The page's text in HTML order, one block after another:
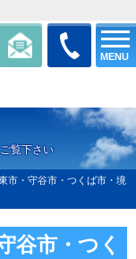
MENU
覧下さい
市・守谷市・つくば市・境
谷市・つく